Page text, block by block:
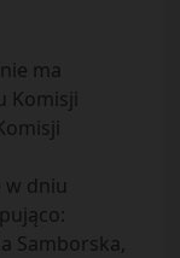
ma
w dniu
Samborska,